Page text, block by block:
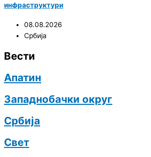
инфраструктури
08.08.2026
Србија
Вести
Апатин
Западнобачки округ
Србија
Свет